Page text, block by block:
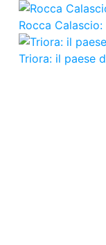
Rocca
Triora: il paese